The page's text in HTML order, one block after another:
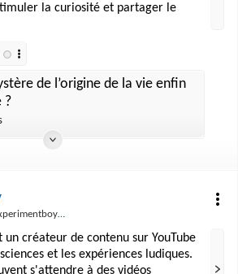
la curiosité et partager le
de l’origine de la vie enfin
?
un créateur de contenu sur YouTube
et les expériences ludiques.
s'attendre à des vidéos